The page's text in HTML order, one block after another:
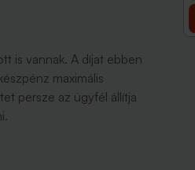
is vannak. A díjat ebben
maximális
persze az ügyfél állítja